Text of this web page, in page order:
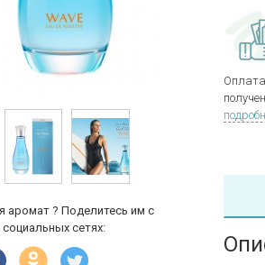
аромат ? Поделитесь им с
сетях: